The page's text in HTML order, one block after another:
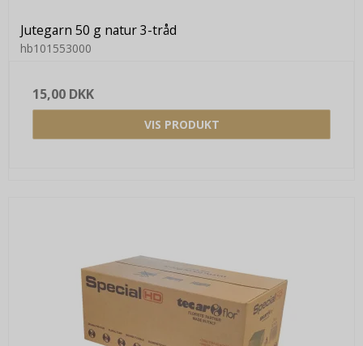
Jutegarn 50 g natur 3-tråd
hb101553000
15,00 DKK
VIS PRODUKT